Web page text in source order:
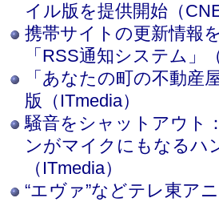
イル版を提供開始（
携帯サイトの更新情
「RSS通知システム」
「あなたの町の不動産
版（ITmedia）
騒音をシャットアウト
ンがマイクにもなるハ
（ITmedia）
“エヴァ”などテレ東ア